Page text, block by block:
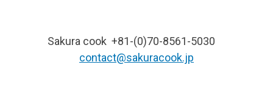
Sakura cook +81-(0)70-8561-5030
contact@sakuracook.jp